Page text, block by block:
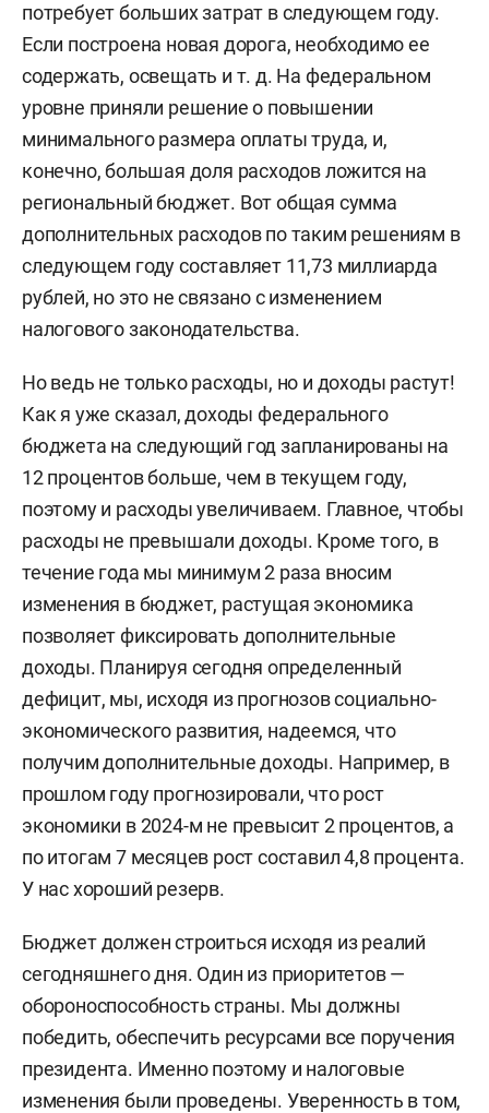
потребует больших затрат в следующем году.
Если построена новая дорога, необходимо ее
содержать, освещать и т. д. На федеральном
уровне приняли решение о повышении
минимального размера оплаты труда, и,
конечно, большая доля расходов ложится на
региональный бюджет. Вот общая сумма
дополнительных расходов по таким решениям в
следующем году составляет 11,73 миллиарда
рублей, но это не связано с изменением
налогового законодательства.
Но ведь не только расходы, но и доходы растут!
Как я уже сказал, доходы федерального
бюджета на следующий год запланированы на
12 процентов больше, чем в текущем году,
поэтому и расходы увеличиваем. Главное, чтобы
расходы не превышали доходы. Кроме того, в
течение года мы минимум 2 раза вносим
изменения в бюджет, растущая экономика
позволяет фиксировать дополнительные
доходы. Планируя сегодня определенный
дефицит, мы, исходя из прогнозов социально-
экономического развития, надеемся, что
получим дополнительные доходы. Например, в
прошлом году прогнозировали, что рост
экономики в 2024-м не превысит 2 процентов, а
по итогам 7 месяцев рост составил 4,8 процента.
У нас хороший резерв.
Бюджет должен строиться исходя из реалий
сегодняшнего дня. Один из приоритетов —
обороноспособность страны. Мы должны
победить, обеспечить ресурсами все поручения
президента. Именно поэтому и налоговые
изменения были проведены. Уверенность в том,